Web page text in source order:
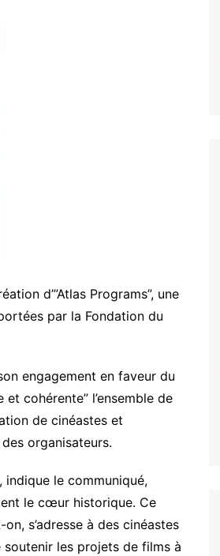
d’”Atlas Programs”, une
par la Fondation du
engagement en faveur du
cohérente” l’ensemble de
de cinéastes et
organisateurs.
indique le communiqué,
le cœur historique. Ce
s’adresse à des cinéastes
les projets de films à